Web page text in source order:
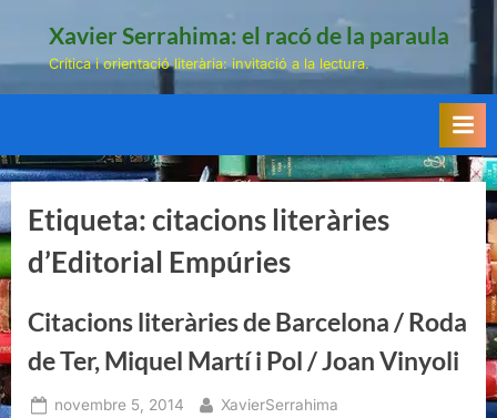
Xavier Serrahima: el racó de la paraula
Crítica i orientació literària: invitació a la lectura.
Etiqueta:citacions literàries
d’Editorial Empúries
Citacions literàries de Barcelona / Roda
de Ter, Miquel Martí i Pol / Joan Vinyoli
Posted
novembre 5, 2014 By
XavierSerrahima